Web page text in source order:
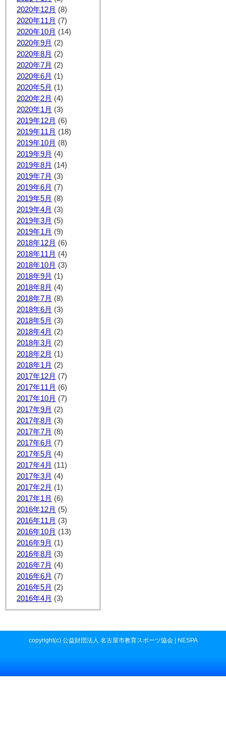
2020年12月 (8)
2020年11月 (7)
2020年10月 (14)
2020年9月 (2)
2020年8月 (2)
2020年7月 (2)
2020年6月 (1)
2020年5月 (1)
2020年2月 (4)
2020年1月 (3)
2019年12月 (6)
2019年11月 (18)
2019年10月 (8)
2019年9月 (4)
2019年8月 (14)
2019年7月 (3)
2019年6月 (7)
2019年5月 (8)
2019年4月 (3)
2019年3月 (5)
2019年1月 (9)
2018年12月 (6)
2018年11月 (4)
2018年10月 (3)
2018年9月 (1)
2018年8月 (4)
2018年7月 (8)
2018年6月 (3)
2018年5月 (3)
2018年4月 (2)
2018年3月 (2)
2018年2月 (1)
2018年1月 (2)
2017年12月 (7)
2017年11月 (6)
2017年10月 (7)
2017年9月 (2)
2017年8月 (3)
2017年7月 (8)
2017年6月 (7)
2017年5月 (4)
2017年4月 (11)
2017年3月 (4)
2017年2月 (1)
2017年1月 (6)
2016年12月 (5)
2016年11月 (3)
2016年10月 (13)
2016年9月 (1)
2016年8月 (3)
2016年7月 (4)
2016年6月 (7)
2016年5月 (2)
2016年4月 (3)
copyright(c) 公益財団法人 名古屋市教育スポーツ協会 | NESPA